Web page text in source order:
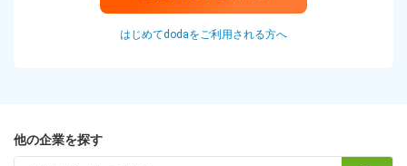
はじめてdodaをご利用される方へ
他の企業を探す